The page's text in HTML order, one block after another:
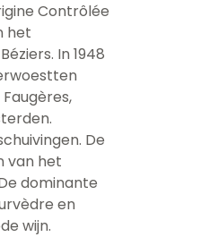
Contrôlée
het
In 1948
De
van het
dominante
en
wijn.